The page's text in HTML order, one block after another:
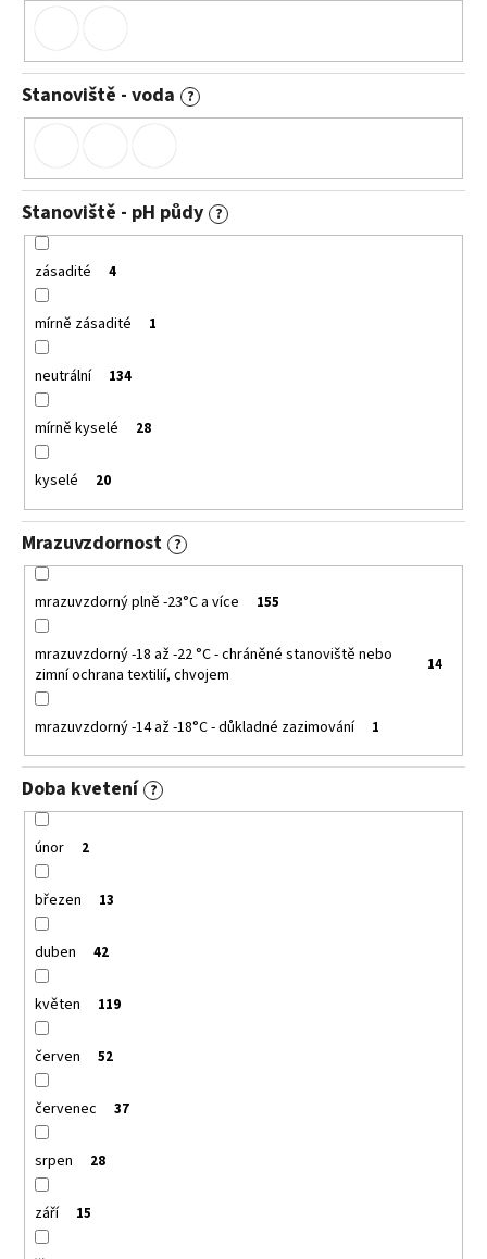
Stanoviště - voda ?
Stanoviště - pH půdy ?
zásadité 4
mírně zásadité 1
neutrální 134
mírně kyselé 28
kyselé 20
Mrazuvzdornost ?
mrazuvzdorný plně -23°C a více 155
mrazuvzdorný -18 až -22 °C - chráněné stanoviště nebo
zimní ochrana textilií, chvojem
14
mrazuvzdorný -14 až -18°C - důkladné zazimování 1
Doba kvetení ?
únor 2
březen 13
duben 42
květen 119
červen 52
červenec 37
srpen 28
září 15